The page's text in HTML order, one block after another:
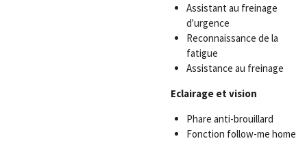
Assistant au freinage
d'urgence
Reconnaissance de la
fatigue
Assistance au freinage
Eclairage et vision
Phare anti-brouillard
Fonction follow-me home